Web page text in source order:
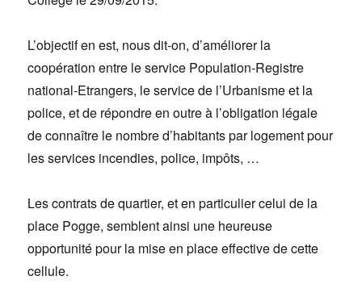
L’objectif en est, nous dit-on, d’améliorer la
coopération entre le service Population-Registre
national-Etrangers, le service de l’Urbanisme et la
police, et de répondre en outre à l’obligation légale
de connaître le nombre d’habitants par logement pour
les services incendies, police, impôts, …
Les contrats de quartier, et en particulier celui de la
place Pogge, semblent ainsi une heureuse
opportunité pour la mise en place effective de cette
cellule.